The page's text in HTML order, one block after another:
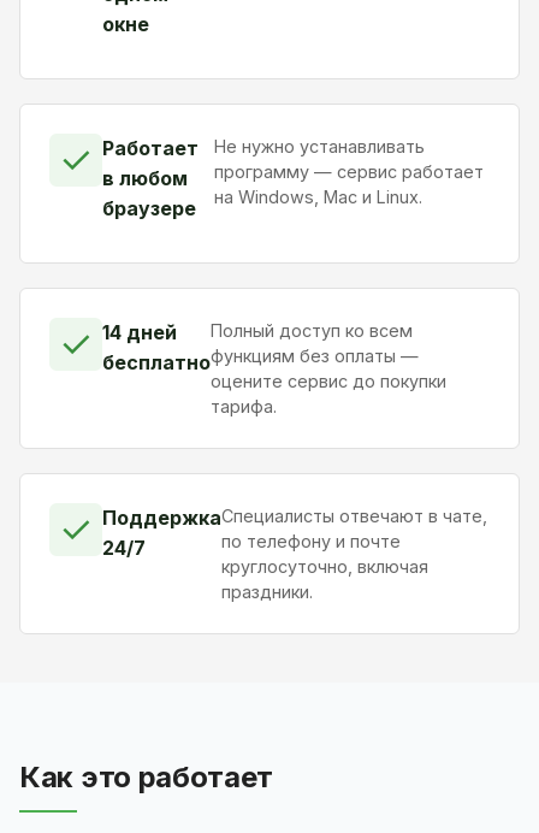
окне
✓ Работает
в любом
браузере
Не нужно устанавливать
программу — сервис работает
на Windows, Mac и Linux.
✓ 14 дней
бесплатно
Полный доступ ко всем
функциям без оплаты —
оцените сервис до покупки
тарифа.
✓ Поддержка
24/7
Специалисты отвечают в чате,
по телефону и почте
круглосуточно, включая
праздники.
Как это работает